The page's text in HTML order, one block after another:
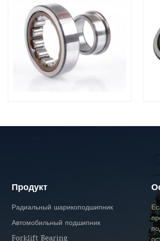
Продукт
Радиальный шарикоподшипник
Автомобильный подшипник
Forklift Bearing